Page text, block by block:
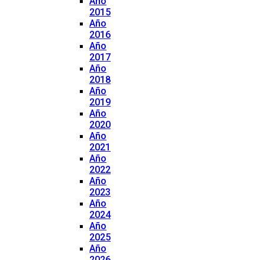
2015
Año
2016
Año
2017
Año
2018
Año
2019
Año
2020
Año
2021
Año
2022
Año
2023
Año
2024
Año
2025
Año